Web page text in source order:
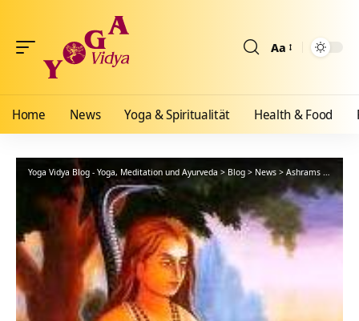
Aa
Home News Yoga & Spiritualität Health & Food
Yoga Vidya Blog - Yoga, Meditation und Ayurveda > Blog > News > Ashrams